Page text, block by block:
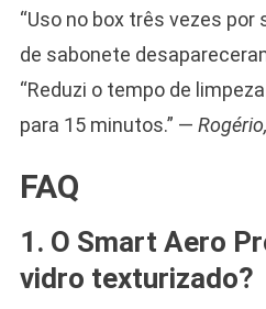
“Uso no box três vezes
de sabonete
“Reduzi o tempo de
para 15 minutos.” —
FAQ
1. O Smart Aero
vidro texturizado?